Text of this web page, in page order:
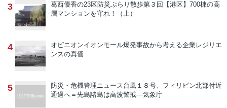
3 葛西優香の23区防災ぶらり散歩第３回【港区】700棟の高
層マンションを守れ！（上）
4 オピニオンイオンモール爆発事故から考える企業レジリエ
ンスの真価
5 防災・危機管理ニュース台風１８号、フィリピン北部付近
通過へ＝先島諸島は高波警戒―気象庁